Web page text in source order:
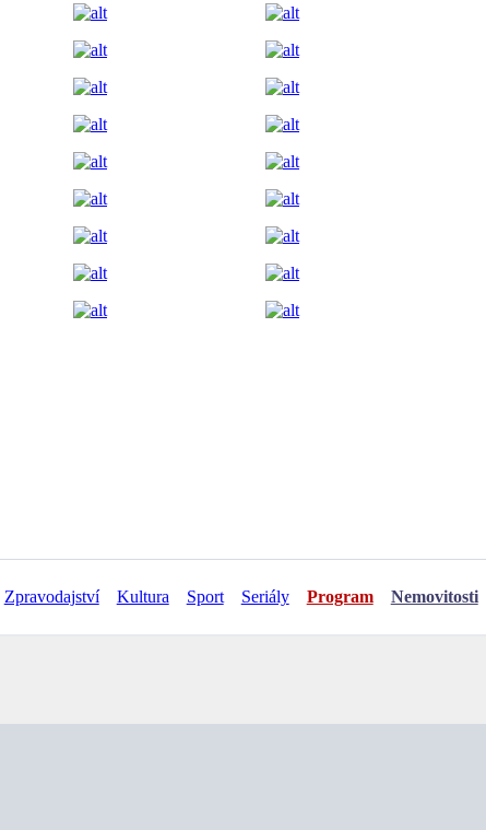
Zpravodajství Kultura Sport Seriály Program Nemovitosti